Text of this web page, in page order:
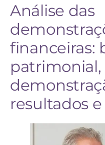
Análise das
financeiras:
patrimonial,
resultados